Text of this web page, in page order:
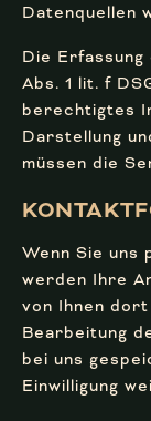
Datenquellen
Die
Abs. 1 lit. f
berechtigtes
Darstellung
müssen die
Wenn Sie uns
werden Ihre
von Ihnen
Bearbeitung
bei uns
Einwilligung